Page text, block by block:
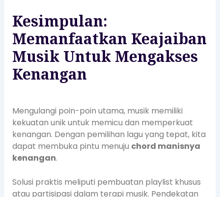
Kesimpulan:
Memanfaatkan Keajaiban
Musik Untuk Mengakses
Kenangan
Mengulangi poin-poin utama, musik memiliki
kekuatan unik untuk memicu dan memperkuat
kenangan. Dengan pemilihan lagu yang tepat, kita
dapat membuka pintu menuju chord manisnya
kenangan.
Solusi praktis meliputi pembuatan playlist khusus
atau partisipasi dalam terapi musik. Pendekatan